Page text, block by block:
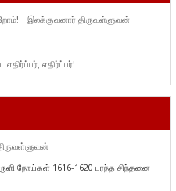
– இலக்குவனார் திருவள்ளுவன்
எதிர்ப்பர்!
நோய்கள் 1616-1620 பரந்த சிந்தனை